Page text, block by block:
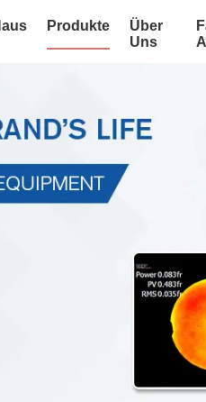
Produkte
Über
Uns